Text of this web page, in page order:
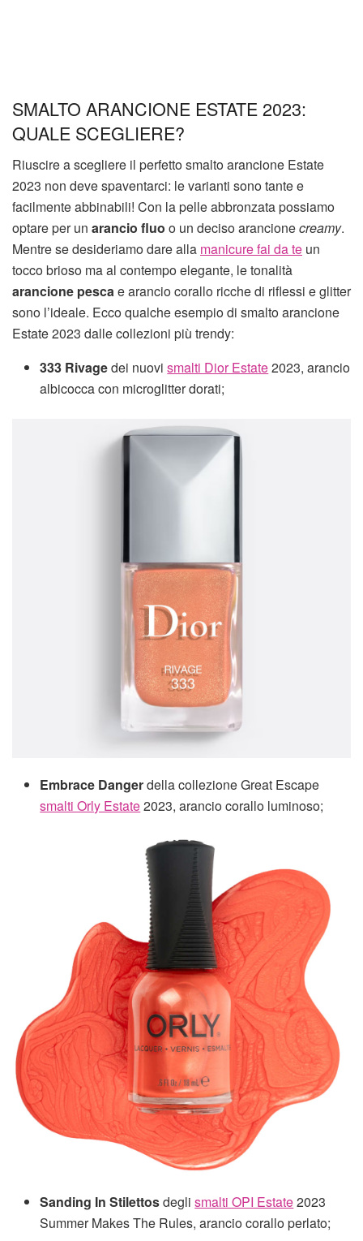
SMALTO ARANCIONE ESTATE 2023:
QUALE SCEGLIERE?
Riuscire a scegliere il perfetto smalto arancione Estate
2023 non deve spaventarci: le varianti sono tante e
facilmente abbinabili! Con la pelle abbronzata possiamo
optare per un arancio fluo o un deciso arancionecreamy.
Mentre se desideriamo dare alla manicure fai da te un
tocco brioso ma al contempo elegante, le tonalità
arancione pescae arancio corallo ricche di riflessi e glitter
sono l’ideale. Ecco qualche esempio di smalto arancione
Estate 2023 dalle collezioni più trendy:
333 Rivagedei nuovismalti Dior Estate2023, arancio
albicocca con microglitter dorati;
Embrace Dangerdella collezione Great Escape
smalti Orly Estate2023, arancio corallo luminoso;
Sanding In Stilettosdeglismalti OPI Estate2023
Summer Makes The Rules, arancio corallo perlato;